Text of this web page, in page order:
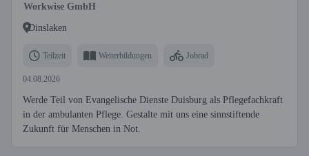
Workwise GmbH
Dinslaken
Teilzeit Weiterbildungen Jobrad
04.08.2026
Werde Teil von Evangelische Dienste Duisburg als Pflegefachkraft
in der ambulanten Pflege. Gestalte mit uns eine sinnstiftende
Zukunft für Menschen in Not.